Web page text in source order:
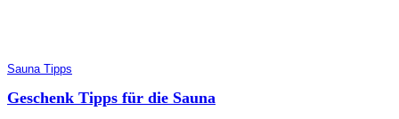
Sauna Tipps
Geschenk Tipps für die Sauna